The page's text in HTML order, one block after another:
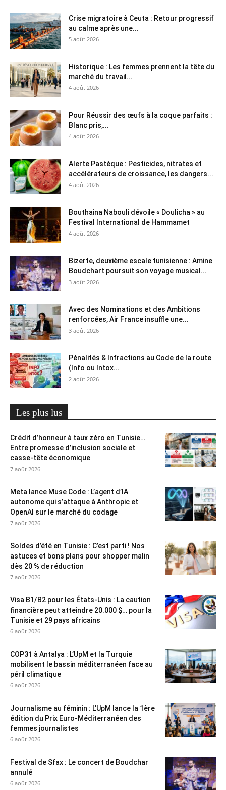
Crise migratoire à Ceuta : Retour progressif
au calme après une...
5 août 2026
Historique : Les femmes prennent la tête du
marché du travail...
4 août 2026
Pour Réussir des œufs à la coque parfaits :
Blanc pris,...
4 août 2026
Alerte Pastèque : Pesticides, nitrates et
accélérateurs de croissance, les dangers...
4 août 2026
Bouthaina Nabouli dévoile « Doulicha » au
Festival International de Hammamet
4 août 2026
Bizerte, deuxième escale tunisienne : Amine
Boudchart poursuit son voyage musical...
3 août 2026
Avec des Nominations et des Ambitions
renforcées, Air France insuffle une...
3 août 2026
Pénalités & Infractions au Code de la route
(Info ou Intox...
2 août 2026
Les plus lus
Crédit d’honneur à taux zéro en Tunisie…
Entre promesse d’inclusion sociale et
casse-tête économique
7 août 2026
Meta lance Muse Code : L’agent d’IA
autonome qui s’attaque à Anthropic et
OpenAI sur le marché du codage
7 août 2026
Soldes d’été en Tunisie : C’est parti ! Nos
astuces et bons plans pour shopper malin
dès 20 % de réduction
7 août 2026
Visa B1/B2 pour les États-Unis : La caution
financière peut atteindre 20.000 $… pour la
Tunisie et 29 pays africains
6 août 2026
COP31 à Antalya : L’UpM et la Turquie
mobilisent le bassin méditerranéen face au
péril climatique
6 août 2026
Journalisme au féminin : L’UpM lance la 1ère
édition du Prix Euro-Méditerranéen des
femmes journalistes
6 août 2026
Festival de Sfax : Le concert de Boudchar
annulé
6 août 2026